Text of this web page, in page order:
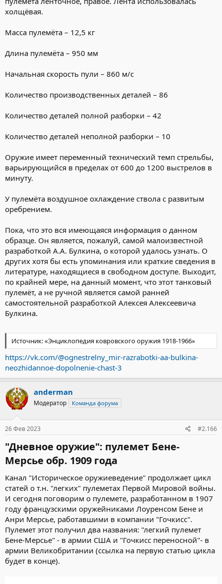
холщёвая.
Масса пулемёта – 12,5 кг
Длина пулемёта – 950 мм
Начальная скорость пули – 860 м/с
Количество производственных деталей – 86
Количество деталей полной разборки – 42
Количество деталей неполной разборки – 10
Оружие имеет переменный технический темп стрельбы,
варьирующийся в пределах от 600 до 1200 выстрелов в
минуту.
У пулемёта воздушное охлаждение ствола с развитым
оребрением.
Пока, что это вся имеющаяся информация о данном
образце. Он является, пожалуй, самой малоизвестной
разработкой А.А. Булкина, о которой удалось узнать. О
других хотя бы есть упоминания или краткие сведения в
литературе, находящиеся в свободном доступе. Выходит,
по крайней мере, на данный момент, что этот танковый
пулемёт, а не ручной является самой ранней
самостоятельной разработкой Алексея Алексеевича
Булкина.
Источник: «Энциклопедия ковровского оружия 1918-1966»
https://vk.com/@ognestrelny_mir-razrabotki-aa-bulkina-
neozhidannoe-dopolnenie-chast-3
anderman
Модератор Команда форума
26 Фев 2023 #2.166
"Дневное оружие": пулемет Бене-
Мерсье обр. 1909 года​
Канал "Историческое оружиеведение" продолжает цикл
статей о т.н. "легких" пулеметах Первой Мировой войны.
И сегодня поговорим о пулемете, разработанном в 1907
году французскими оружейниками Лоуренсом Бене и
Анри Мерсье, работавшими в компании "Гочкисс".
Пулемет этот получил два названия: "легкий пулемет
Бене-Мерсье" - в армии США и "Гочкисс переносной"- в
армии Великобритании (ссылка на первую статью цикла
будет в конце).